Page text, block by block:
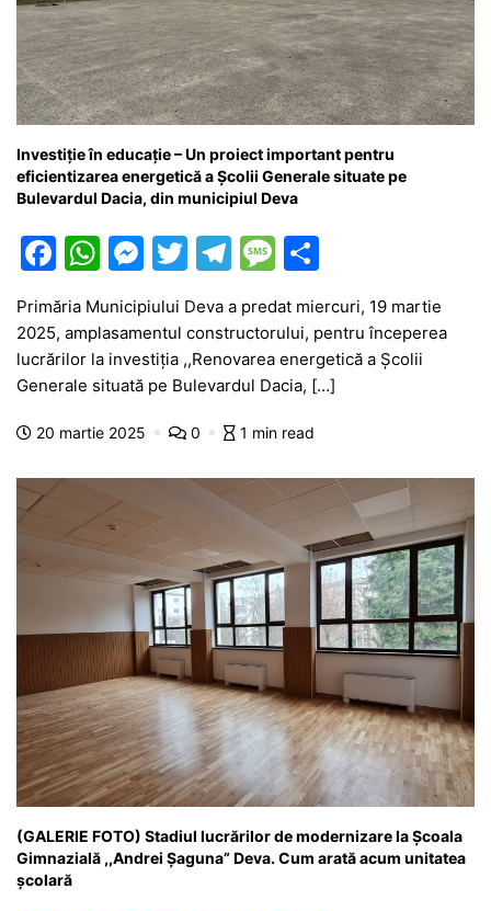
Investiție în educație – Un proiect important pentru
eficientizarea energetică a Școlii Generale situate pe
Bulevardul Dacia, din municipiul Deva
F
c
e
b
o
W
at
s
A
p
M
s
s
e
n
T
itt
er
T
e
gr
a
m
M
s
s
a
g
ta
je
a
Primăria Municipiului Deva a predat miercuri, 19 martie
2025, amplasamentul constructorului, pentru începerea
lucrărilor la investiția ,,Renovarea energetică a Școlii
Generale situată pe Bulevardul Dacia, […]
20 martie 2025 0 1 min read
(GALERIE FOTO) Stadiul lucrărilor de modernizare la Școala
Gimnazială ,,Andrei Șaguna” Deva. Cum arată acum unitatea
școlară